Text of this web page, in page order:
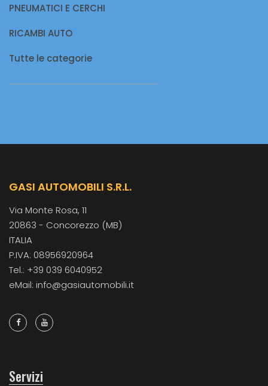
PNEUMATICI E CERCHI
RICAMBI AUTO
Tutte le categorie
GASI AUTOMOBILI S.R.L.
Via Monte Rosa, 11
20863 - Concorezzo (MB)
ITALIA
P.IVA: 08956920964
Tel.: +39 039 6040952
eMail: info@gasiautomobili.it
Servizi